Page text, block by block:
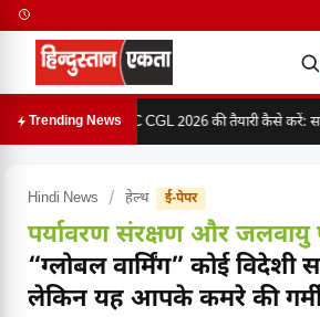
Trending NewsSSC CGL 2026 की तैयारी कैसे करें:
Hindi News / हेल्थ ई-पेपर
पर्यावरण संरक्षण और जलवायु
“ग्लोबल वार्मिंग” कोई विदेशी
लेकिन यह आपके कमरे की गर्मी